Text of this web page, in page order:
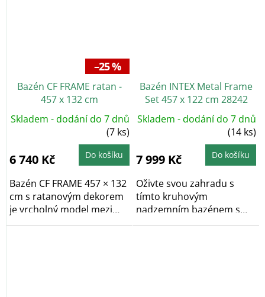
–25 %
Bazén CF FRAME ratan -
457 x 132 cm
Skladem - dodání do 7 dnů
(7 ks)
6 740 Kč Do košíku
Bazén CF FRAME 457 × 132
cm s ratanovým dekorem
je vrcholný model mezi
rámovými...
Bazén INTEX Metal Frame
Set 457 x 122 cm 28242
Skladem - dodání do 7 dnů
(14 ks)
7 999 Kč Do košíku
Oživte svou zahradu s
tímto kruhovým
nadzemním bazénem s
konstrukcí o rozměrech